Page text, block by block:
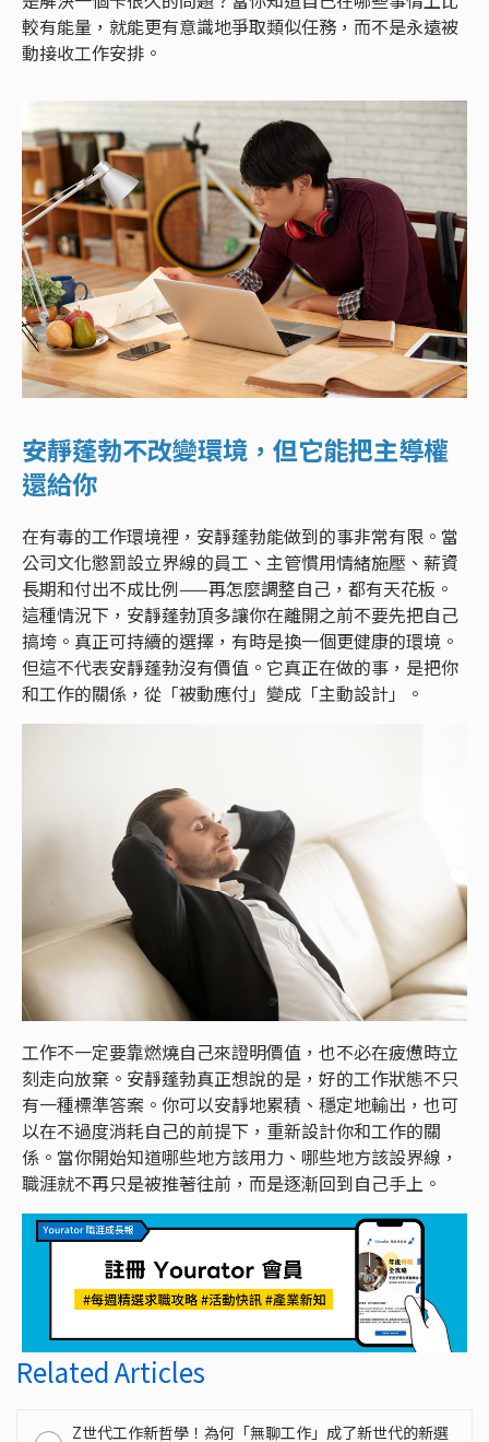
較有能量，就能更有意識地爭取類似任務，而不是永遠被
動接收工作安排。
安靜蓬勃不改變環境，但它能把主導權
還給你
在有毒的工作環境裡，安靜蓬勃能做到的事非常有限。當
公司文化懲罰設立界線的員工、主管慣用情緒施壓、薪資
長期和付出不成比例——再怎麼調整自己，都有天花板。
這種情況下，安靜蓬勃頂多讓你在離開之前不要先把自己
搞垮。真正可持續的選擇，有時是換一個更健康的環境。
但這不代表安靜蓬勃沒有價值。它真正在做的事，是把你
和工作的關係，從「被動應付」變成「主動設計」。
工作不一定要靠燃燒自己來證明價值，也不必在疲憊時立
刻走向放棄。安靜蓬勃真正想說的是，好的工作狀態不只
有一種標準答案。你可以安靜地累積、穩定地輸出，也可
以在不過度消耗自己的前提下，重新設計你和工作的關
係。當你開始知道哪些地方該用力、哪些地方該設界線，
職涯就不再只是被推著往前，而是逐漸回到自己手上。
Related Articles
Z世代工作新哲學！為何「無聊工作」成了新世代的新選